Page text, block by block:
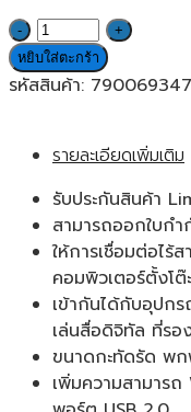
จำนวน
D-
Link
Wireless
150
Pico
USB
Adapter
ของ
แท้
ประกัน
ศูนย์
หยิบใส่ตะกร้า
รหัสสินค้า:
รายละเอียดเพิ่มเติม
รับประกันสินค้า
สามารถออกใบก
ให้การเชื่อมต่อไร้
คอมพิวเตอร์ตั้งโต๊ะ
เข้ากันได้กับอุปก
เล่นสื่อดิจิทัล ที่รอ
ขนาดกะทัดรัด พก
เพิ่มความสามาร